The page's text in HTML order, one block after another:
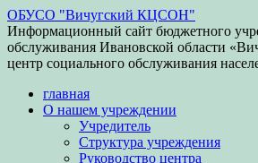
ОБУСО "Вичугский КЦСОН"
Информационный сайт бюджетного
обслуживания Ивановской области
центр социального обслуживания
главная
О нашем учреждении
Учредитель
Структура учреждения
Руководство центра